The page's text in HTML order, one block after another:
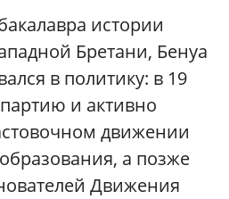
истории
Бретани, Бенуа
в политику: в 19
и активно
движении
а позже
Движения